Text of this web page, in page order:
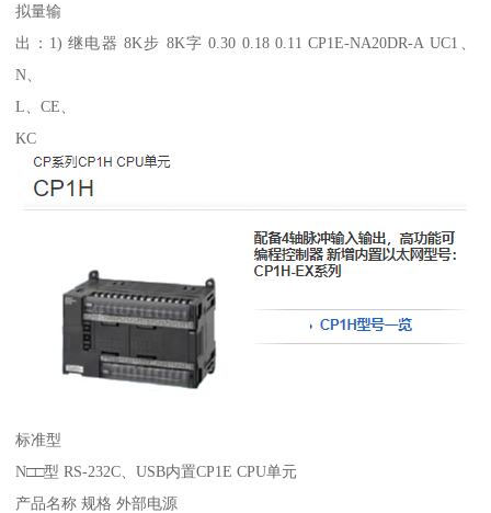
拟量输
出：1) 继电器 8K步 8K字 0.30 0.18 0.11 CP1E-NA20DR-A UC1、
N、
L、CE、
KC
标准型
N□□型 RS-232C、USB内置CP1E CPU单元
产品名称 规格 外部电源